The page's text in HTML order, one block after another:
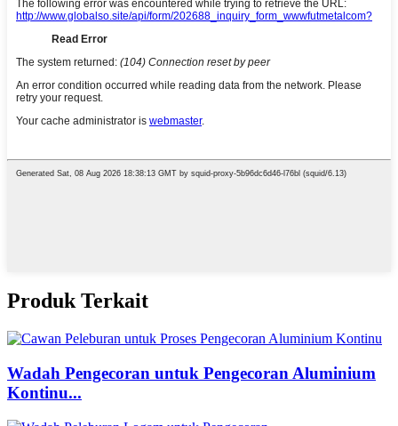
Produk Terkait
Wadah Pengecoran untuk Pengecoran Aluminium
Kontinu...